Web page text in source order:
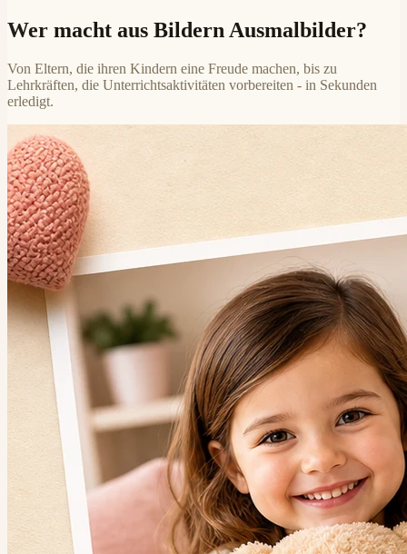
Wer macht aus Bildern Ausmalbilder?
Von Eltern, die ihren Kindern eine Freude machen, bis zu
Lehrkräften, die Unterrichtsaktivitäten vorbereiten - in Sekunden
erledigt.